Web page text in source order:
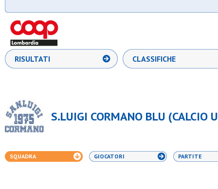
RISULTATI CLASSIFICHE
S.LUIGI CORMANO BLU (CALCIO
SQUADRA GIOCATORI PARTITE